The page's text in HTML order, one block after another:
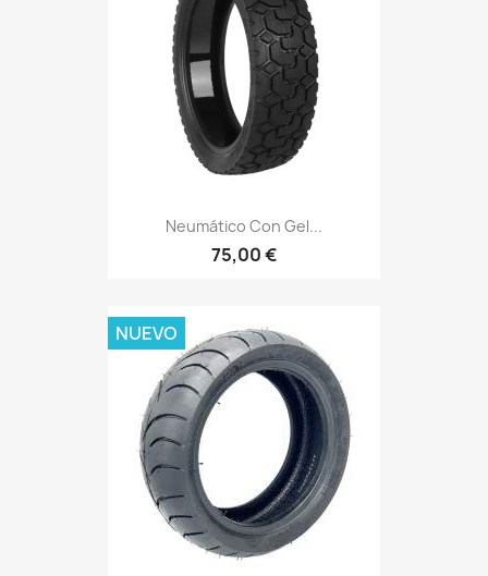
Neumático Con Gel...
75,00 €
NUEVO